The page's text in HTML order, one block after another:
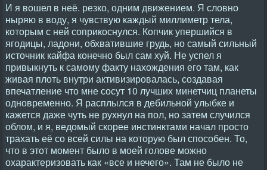
И я вошел в неё. резко, одним движением. Я словно
ныряю в воду, я чувствую каждый миллиметр тела,
которым с ней соприкоснулся. Копчик упершийся в
ягодицы, ладони, обхватившие грудь, но самый сильный
источник кайфа конечно был сам хуй. Не успел я
привыкнуть к самому факту нахождения его там, как
живая плоть внутри активизировалась, создавая
впечатление что мне сосут 10 лучших минетчиц планеты
одновременно. Я расплылся в дебильной улыбке и
кажется даже чуть не рухнул на пол, но затем случился
облом, и я, ведомый скорее инстинктами начал просто
трахать её со всей силы на которую был способен. То,
что в этот момент было в моей голове можно
охарактеризовать как «все и нечего». Там не было не